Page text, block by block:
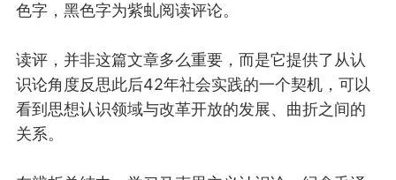
色字，黑色字为紫虬阅读评论。
读评，并非这篇文章多么重要，而是它提供了从认
识论角度反思此后42年社会实践的一个契机，可以
看到思想认识领域与改革开放的发展、曲折之间的
关系。